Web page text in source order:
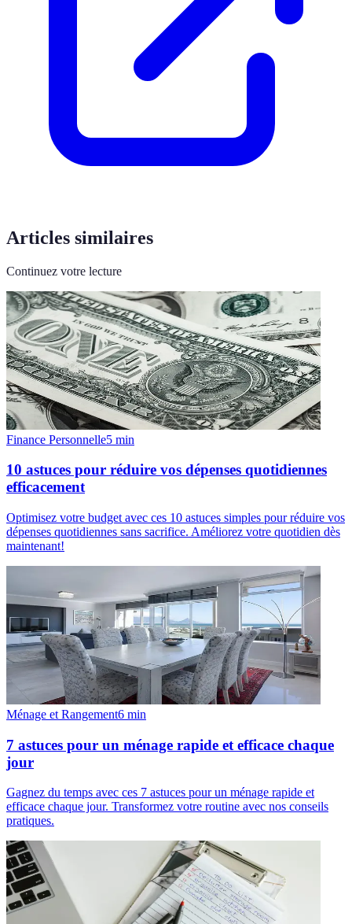
Articles similaires
Continuez votre lecture
Finance Personnelle5 min
10 astuces pour réduire vos dépenses quotidiennes
efficacement
Optimisez votre budget avec ces 10 astuces simples pour réduire vos
dépenses quotidiennes sans sacrifice. Améliorez votre quotidien dès
maintenant!
Ménage et Rangement6 min
7 astuces pour un ménage rapide et efficace chaque
jour
Gagnez du temps avec ces 7 astuces pour un ménage rapide et
efficace chaque jour. Transformez votre routine avec nos conseils
pratiques.